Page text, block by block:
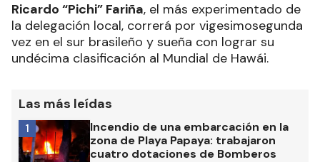
Ricardo “Pichi” Fariña, el más experimentado de
la delegación local, correrá por vigesimosegunda
vez en el sur brasileño y sueña con lograr su
undécima clasificación al Mundial de Hawái.
Las más leídas
Incendio de una embarcación en la
zona de Playa Papaya: trabajaron
cuatro dotaciones de Bomberos
1